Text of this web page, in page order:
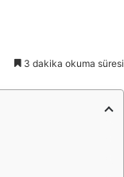
3 dakika okuma süresi